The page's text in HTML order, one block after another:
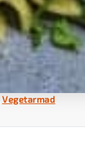
Vegetarmad